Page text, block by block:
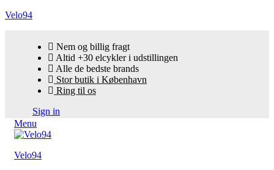
Velo94
Nem og billig fragt
Altid +30 elcykler i udstillingen
Alle de bedste brands
Stor butik i København
Ring til os
Sign in
Menu
Velo94